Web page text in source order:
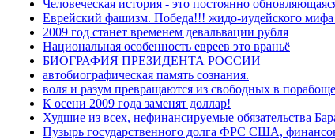
Человеческая история - это постоянно
Еврейский фашизм. Победа!!! жидо-иудейского
2009 год станет временем девальвации рубля
Национальная особенность евреев это враньё
БИОГРАФИЯ ПРЕЗИДЕНТА РОССИИ
автобиографическая память сознания.
воля и разум превращаются из свободных в
К осени 2009 года заменят доллар!
Худшие из всех, нефинансируемые обязательства
Пузырь государственного долга ФРС США,